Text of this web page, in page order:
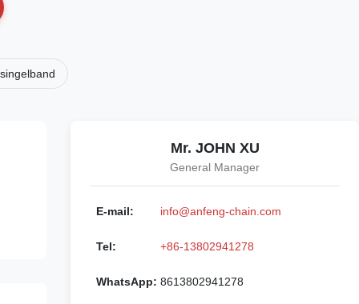
Mr. JOHN XU
General Manager
E-mail: info@anfeng-chain.com
Tel: +86-13802941278
WhatsApp: 8613802941278